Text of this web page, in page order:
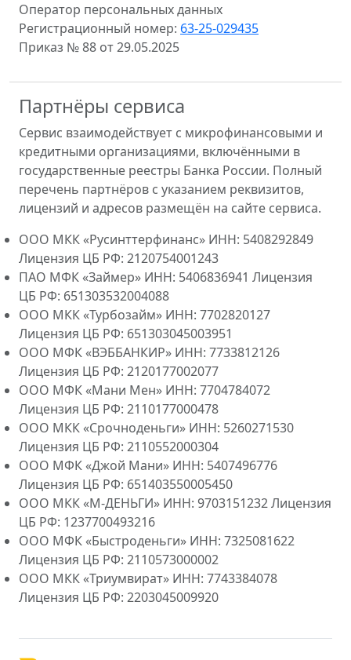
Оператор персональных данных
Регистрационный номер: 63-25-029435
Приказ № 88 от 29.05.2025
Партнёры сервиса
Сервис взаимодействует с микрофинансовыми и
кредитными организациями, включёнными в
государственные реестры Банка России. Полный
перечень партнёров с указанием реквизитов,
лицензий и адресов размещён на сайте сервиса.
ООО МКК «Русинттерфинанс» ИНН: 5408292849
Лицензия ЦБ РФ: 2120754001243
ПАО МФК «Займер» ИНН: 5406836941 Лицензия
ЦБ РФ: 651303532004088
ООО МКК «Турбозайм» ИНН: 7702820127
Лицензия ЦБ РФ: 651303045003951
ООО МФК «ВЭББАНКИР» ИНН: 7733812126
Лицензия ЦБ РФ: 2120177002077
ООО МФК «Мани Мен» ИНН: 7704784072
Лицензия ЦБ РФ: 2110177000478
ООО МКК «Срочноденьги» ИНН: 5260271530
Лицензия ЦБ РФ: 2110552000304
ООО МФК «Джой Мани» ИНН: 5407496776
Лицензия ЦБ РФ: 651403550005450
ООО МКК «М-ДЕНЬГИ» ИНН: 9703151232 Лицензия
ЦБ РФ: 1237700493216
ООО МФК «Быстроденьги» ИНН: 7325081622
Лицензия ЦБ РФ: 2110573000002
ООО МКК «Триумвират» ИНН: 7743384078
Лицензия ЦБ РФ: 2203045009920